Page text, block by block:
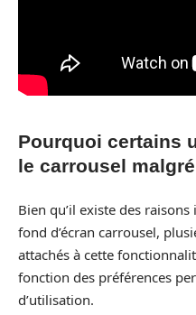
Pourquoi certains
le carrousel
Bien qu’il existe des
fond d’écran carrousel,
attachés à cette
fonction des préférences
d’utilisation.